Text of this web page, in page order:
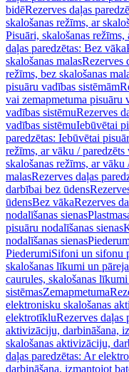
bidēRezerves daļas
skalošanas režīms, ar
Pisuāri, skalošanas režīms,
daļas paredzētas: Bez vāka
skalošanas malasRezerves
režīms, bez skalošanas
pisuāru vadības sistēmām
vai zemapmetuma pisuāru
vadības sistēmuRezerves
vadības sistēmuIebūvētai
paredzētas: Iebūvētai
režīms, ar vāku / paredzēts
skalošanas režīms, ar vāku
malasRezerves daļas
darbībai bez ūdens
ūdensBez vākaRezerves
nodalīšanas sienas
pisuāru nodalīšanas sienas
nodalīšanas sienas
PiederumiSifoni un sifonu
skalošanas līkumi un
caurules, skalošanas
sistēmasZemapmetuma
elektronisku skalošanas
elektrotīkluRezerves daļas
aktivizāciju, darbināšana,
skalošanas aktivizāciju,
daļas paredzētas: Ar
darbināšana, izmantojot